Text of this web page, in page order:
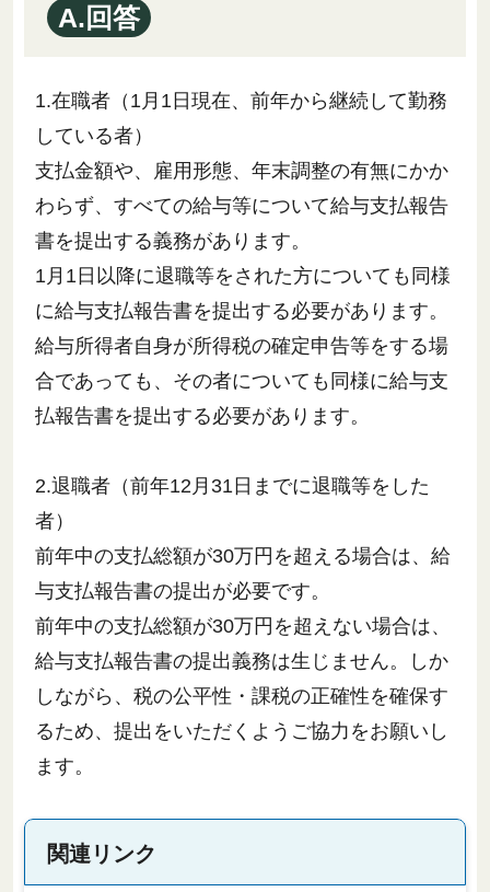
A.回答
1.在職者（1月1日現在、前年から継続して勤務
している者）
支払金額や、雇用形態、年末調整の有無にかか
わらず、すべての給与等について給与支払報告
書を提出する義務があります。
1月1日以降に退職等をされた方についても同様
に給与支払報告書を提出する必要があります。
給与所得者自身が所得税の確定申告等をする場
合であっても、その者についても同様に給与支
払報告書を提出する必要があります。
2.退職者（前年12月31日までに退職等をした
者）
前年中の支払総額が30万円を超える場合は、給
与支払報告書の提出が必要です。
前年中の支払総額が30万円を超えない場合は、
給与支払報告書の提出義務は生じません。しか
しながら、税の公平性・課税の正確性を確保す
るため、提出をいただくようご協力をお願いし
ます。
関連リンク